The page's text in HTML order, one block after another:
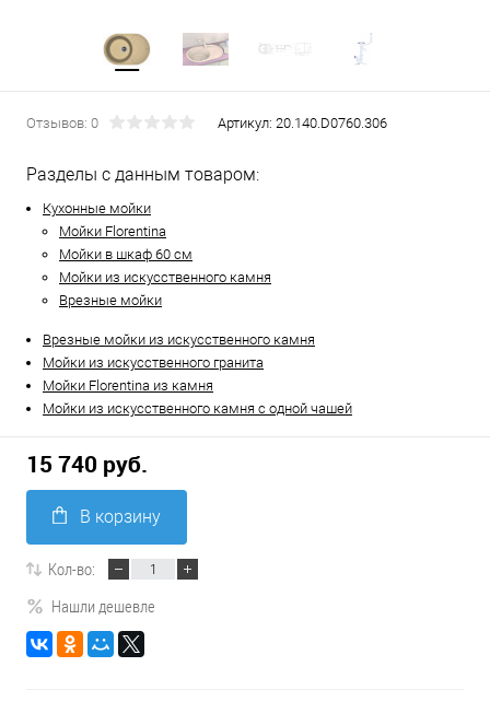
Отзывов: 0 Артикул: 20.140.D0760.306
Разделы с данным товаром:
Кухонные мойки
Мойки Florentina
Мойки в шкаф 60 см
Мойки из искусственного камня
Врезные мойки
Врезные мойки из искусственного камня
Мойки из искусственного гранита
Мойки Florentina из камня
Мойки из искусственного камня с одной чашей
15 740 руб.
В корзину
Кол-во:
Нашли дешевле